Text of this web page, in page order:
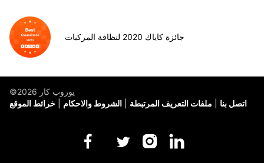
جائزة كاياك 2020 لنظافة المركبات
©يوروب كار 2026
خرائط الموقع
الشروط والاحكام ملفات التعريف المرتبطة اتصل بنا